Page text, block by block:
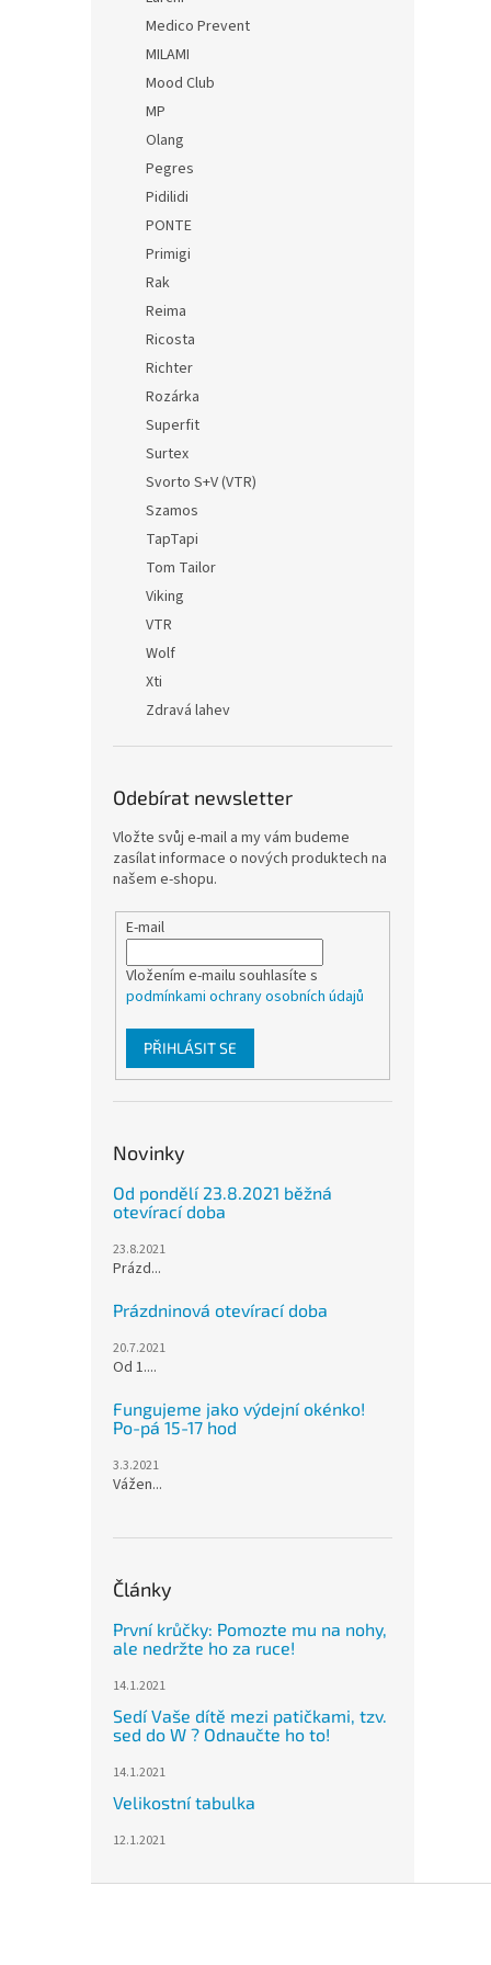
Medico Prevent
MILAMI
Mood Club
MP
Olang
Pegres
Pidilidi
PONTE
Primigi
Rak
Reima
Ricosta
Richter
Rozárka
Superfit
Surtex
Svorto S+V (VTR)
Szamos
TapTapi
Tom Tailor
Viking
VTR
Wolf
Xti
Zdravá lahev
Odebírat newsletter
Vložte svůj e-mail a my vám budeme
zasílat informace o nových produktech na
našem e-shopu.
E-mail
Vložením e-mailu souhlasíte s
podmínkami ochrany osobních údajů
PŘIHLÁSIT SE
Novinky
Od pondělí 23.8.2021 běžná
otevírací doba
23.8.2021
Prázd...
Prázdninová otevírací doba
20.7.2021
Od 1....
Fungujeme jako výdejní okénko!
Po-pá 15-17 hod
3.3.2021
Vážen...
Články
První krůčky: Pomozte mu na nohy,
ale nedržte ho za ruce!
14.1.2021
Sedí Vaše dítě mezi patičkami, tzv.
sed do W ? Odnaučte ho to!
14.1.2021
Velikostní tabulka
12.1.2021